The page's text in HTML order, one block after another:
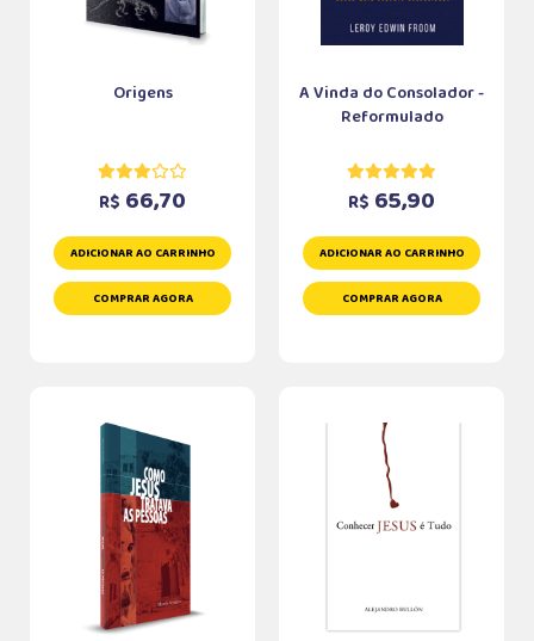
Origens
R$ 66,70
ADICIONAR AO CARRINHO
COMPRAR AGORA
A Vinda do Consolador -
Reformulado
R$ 65,90
ADICIONAR AO CARRINHO
COMPRAR AGORA